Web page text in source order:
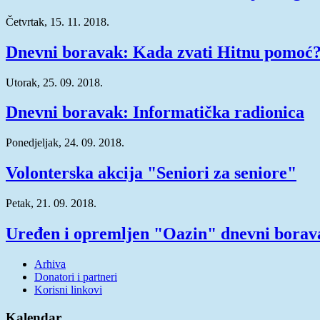
Četvrtak, 15. 11. 2018.
Dnevni boravak: Kada zvati Hitnu
Utorak, 25. 09. 2018.
Dnevni boravak: Informatička radionica
Ponedjeljak, 24. 09. 2018.
Volonterska akcija "Seniori za seniore"
Petak, 21. 09. 2018.
Uređen i opremljen "Oazin" dnevni
Arhiva
Donatori i partneri
Korisni linkovi